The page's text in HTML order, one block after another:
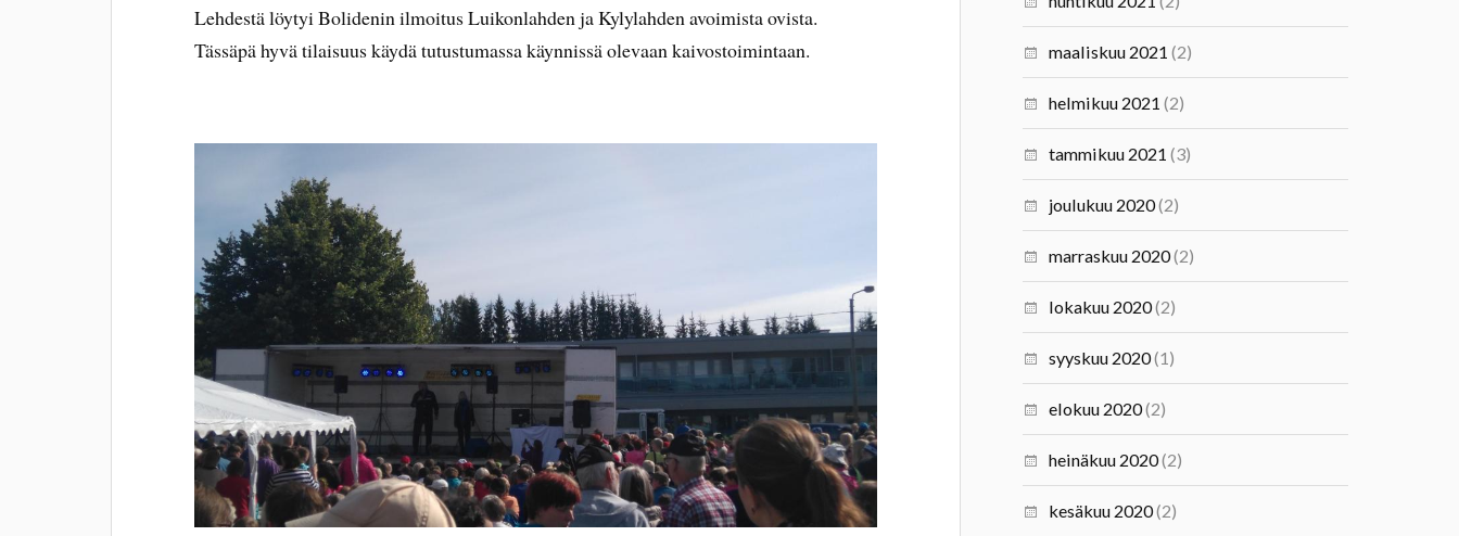
Lehdestä löytyi Bolidenin ilmoitus Luikonlahden ja Kylylahden avoimista ovista.
Tässäpä hyvä tilaisuus käydä tutustumassa käynnissä olevaan kaivostoimintaan.
maaliskuu 2021 (2)
helmikuu 2021 (2)
tammikuu 2021 (3)
joulukuu 2020(2)
marraskuu 2020(2)
lokakuu 2020(2)
syyskuu 2020(1)
elokuu 2020(2)
heinäkuu 2020(2)
kesäkuu 2020(2)